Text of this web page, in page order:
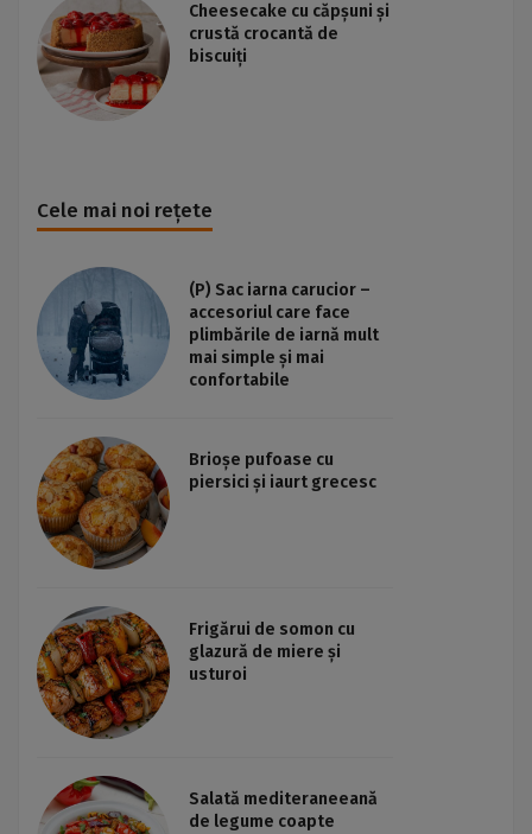
Cheesecake cu căpșuni și
crustă crocantă de
biscuiți
Cele mai noi rețete
(P) Sac iarna carucior –
accesoriul care face
plimbările de iarnă mult
mai simple și mai
confortabile
Brioșe pufoase cu
piersici și iaurt grecesc
Frigărui de somon cu
glazură de miere și
usturoi
Salată mediteraneeană
de legume coapte